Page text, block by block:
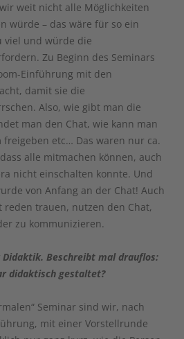
weit nicht alle Möglichkeiten
würde – das wäre für so ein
viel und würde die
Zu Beginn des Seminars
Einführung mit den
damit sie die
Also, wie gibt man die
man den Chat, wie kann man
etc… Das waren nur ca.
alle mitmachen können, auch
nicht einschalten konnte. Und
von Anfang an der Chat! Auch
reden trauen, nutzen den Chat,
zu kommunizieren.
Didaktik. Beschreibt mal drauflos:
didaktisch gestaltet?
Seminar sind wir, nach
mit einer Vorstellrunde